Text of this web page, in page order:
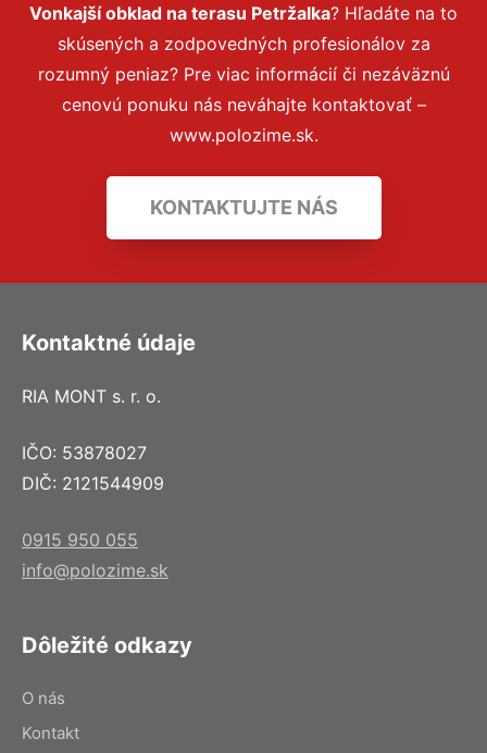
Vonkajší obklad na terasu Petržalka? Hľadáte na to
skúsených a zodpovedných profesionálov za
rozumný peniaz? Pre viac informácií či nezáväznú
cenovú ponuku nás neváhajte kontaktovať –
www.polozime.sk.
KONTAKTUJTE NÁS
Kontaktné údaje
RIA MONT s. r. o.
IČO: 53878027
DIČ: 2121544909
0915 950 055
info@polozime.sk
Dôležité odkazy
O nás
Kontakt